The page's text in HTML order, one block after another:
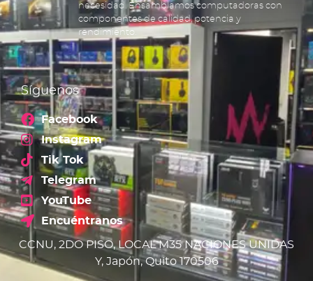
necesidad. Ensamblamos computadoras con
componentes de calidad, potencia y
rendimiento.
Síguenos
Facebook
Instagram
Tik Tok
Telegram
YouTube
Encuéntranos
CCNU, 2DO PISO, LOCAL M35 NACIONES UNIDAS
Y, Japón, Quito 170506